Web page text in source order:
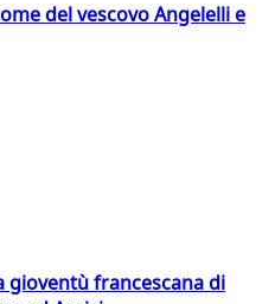
del vescovo Angelelli e
gioventù francescana di